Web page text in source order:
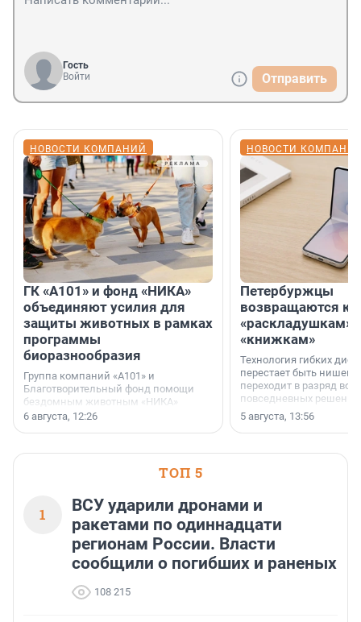
Гость
Войти
Отправить
НОВОСТИ КОМПАНИЙ
ГК «А101» и фонд «НИКА»
объединяют усилия для
защиты животных в рамках
программы
биоразнообразия
Группа компаний «А101» и
Благотворительный фонд помощи
бездомным животным «НИКА»
заключили соглашение о
6 августа, 12:26
НОВОСТИ
Петербуржцы
возвращаются к
«раскладушкам»
«книжкам»
Технология гибких
перестает быть
переходит в разряд
повседневных
5 августа, 13:56
ТОП 5
1
ВСУ ударили дронами и
ракетами по одиннадцати
регионам России. Власти
сообщили о погибших и раненых
108 215